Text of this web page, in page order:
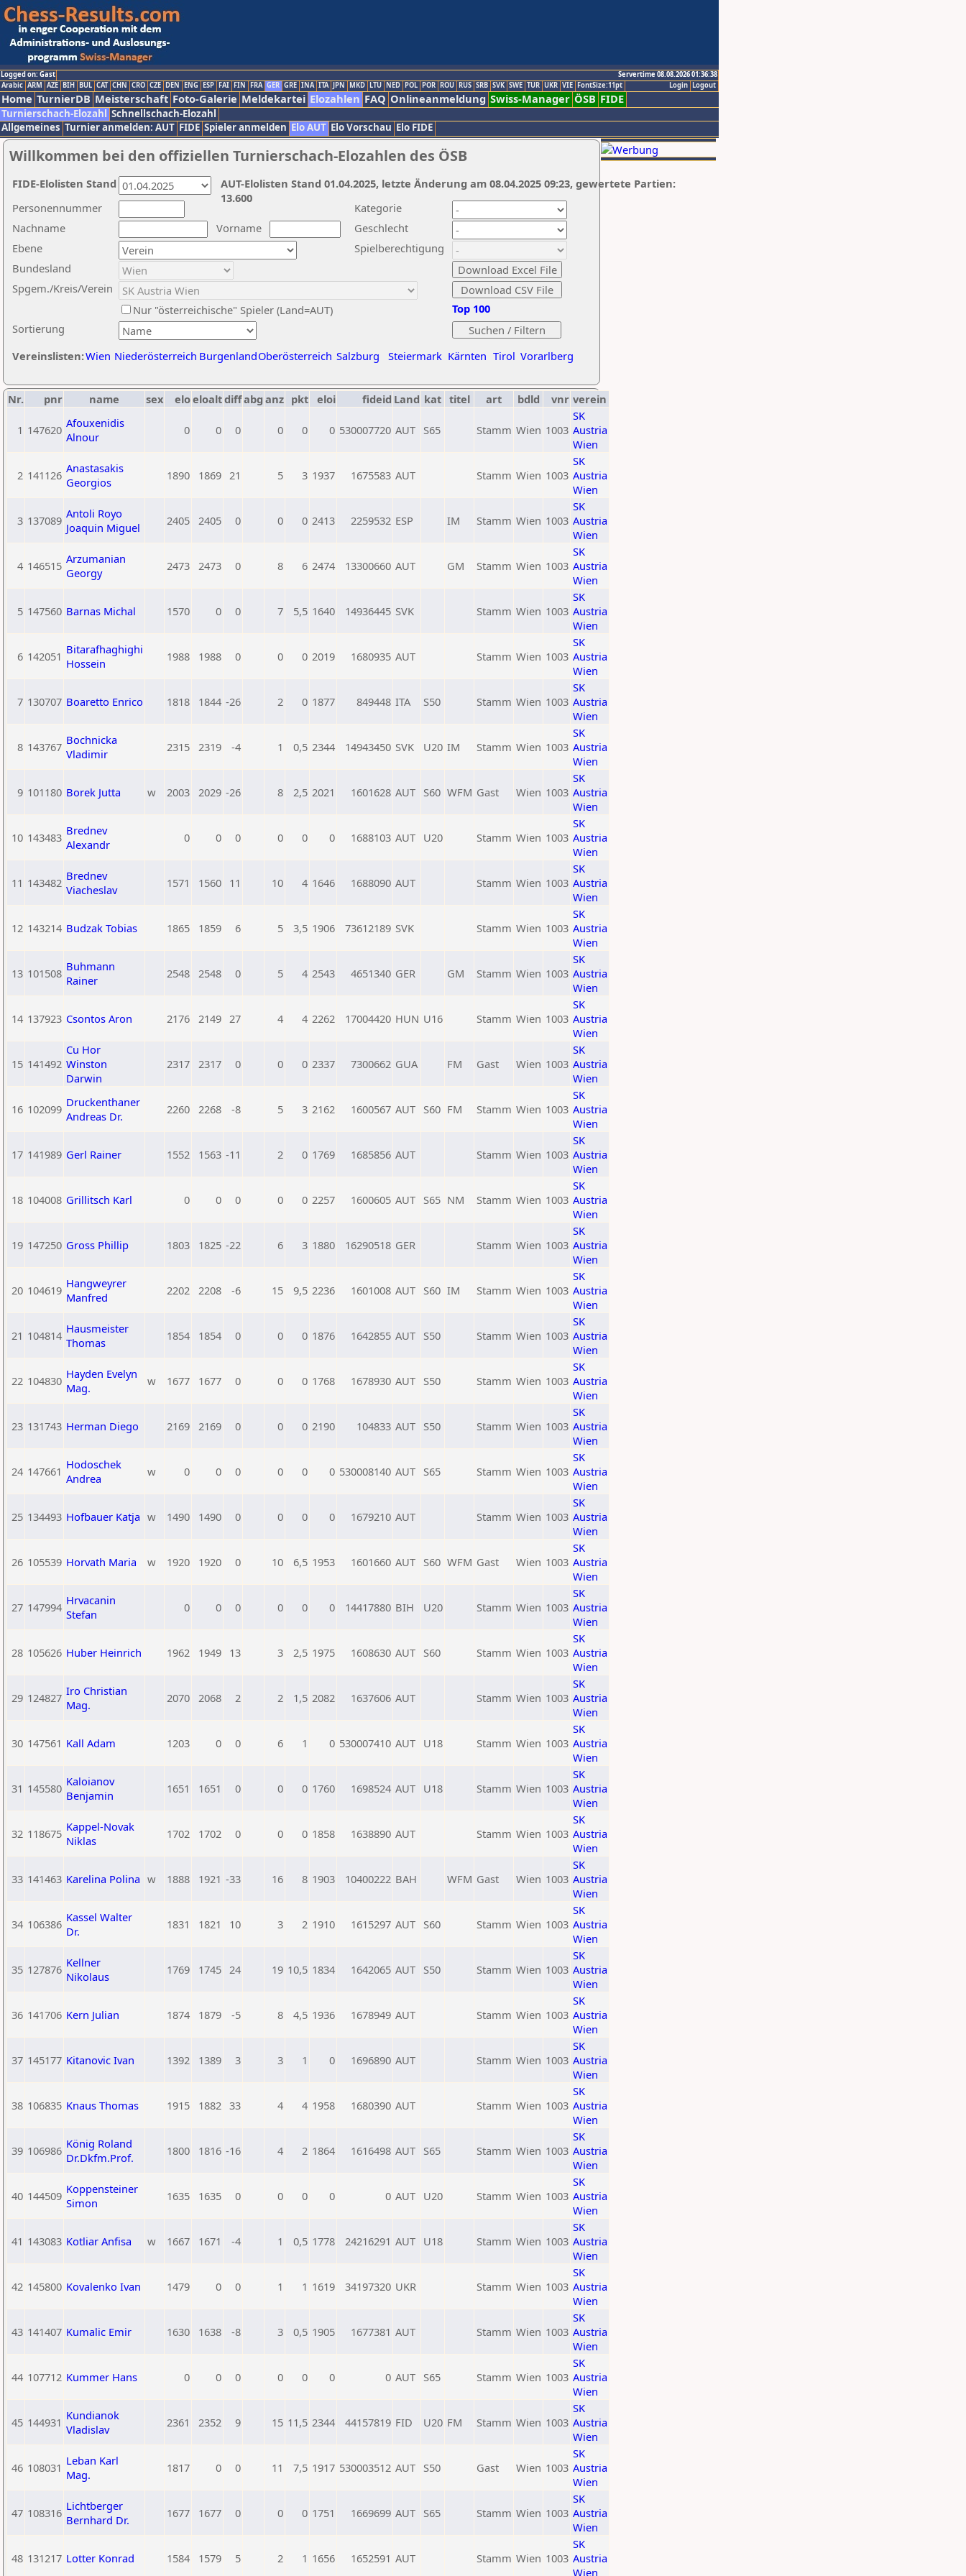
Logged on: Gast
Servertime 08.08.2026 01:36:38
Logout
Login
Arabic ARM AZE BIH BUL CAT CHN CRO CZE DEN ENG ESP FAI FIN FRA GER GRE INA ITA JPN MKD LTU NED POL POR ROU RUS SRB SVK SWE TUR UKR VIE FontSize:11pt
Home TurnierDB Meisterschaft Foto-Galerie Meldekartei Elozahlen FAQ Onlineanmeldung Swiss-Manager ÖSB FIDE
Turnierschach-Elozahl Schnellschach-Elozahl
Allgemeines Turnier anmelden: AUT FIDE Spieler anmelden Elo AUT Elo Vorschau Elo FIDE
Willkommen bei den offiziellen Turnierschach-Elozahlen des ÖSB
Nachname
Vorname
Ebene
Kategorie
Sortierung
Personennummer
Bundesland
Spgem./Kreis/Verein
Geschlecht
Nur "österreichische" Spieler (Land=AUT)
Spielberechtigung
Vereinslisten:Wien Niederösterreich BurgenlandOberösterreich Salzburg Steiermark Kärnten Tirol Vorarlberg
Top 100
AUT-Elolisten Stand 01.04.2025, letzte Änderung am 08.04.2025 09:23, gewertete Partien:
13.600
FIDE-Elolisten Stand
Nr. pnr name sex eloeloaltdiffabg anz pkt eloi fideid Land kat titel art bdld vnr verein
1 147620 Afouxenidis
Alnour
0 0 0 0 0 0 530007720 AUT S65 Stamm Wien 1003
SK
Austria
Wien
2 141126 Anastasakis
Georgios
1890 1869 21 5 3 1937 1675583 AUT Stamm Wien 1003
SK
Austria
Wien
3 137089 Antoli Royo
Joaquin Miguel
2405 2405 0 0 0 2413 2259532 ESP IM Stamm Wien 1003
SK
Austria
Wien
4 146515 Arzumanian
Georgy
2473 2473 0 8 6 2474 13300660 AUT GM Stamm Wien 1003
SK
Austria
Wien
5 147560 Barnas Michal 1570 0 0 7 5,5 1640 14936445 SVK Stamm Wien 1003
SK
Austria
Wien
6 142051 Bitarafhaghighi
Hossein
1988 1988 0 0 0 2019 1680935 AUT Stamm Wien 1003
SK
Austria
Wien
7 130707 Boaretto Enrico 1818 1844 -26 2 0 1877 849448 ITA S50 Stamm Wien 1003
SK
Austria
Wien
8 143767 Bochnicka
Vladimir
2315 2319 -4 1 0,5 2344 14943450 SVK U20 IM Stamm Wien 1003
SK
Austria
Wien
9 101180 Borek Jutta w 2003 2029 -26 8 2,5 2021 1601628 AUT S60 WFM Gast Wien 1003
SK
Austria
Wien
10 143483 Brednev
Alexandr
0 0 0 0 0 0 1688103 AUT U20 Stamm Wien 1003
SK
Austria
Wien
11 143482 Brednev
Viacheslav
1571 1560 11 10 4 1646 1688090 AUT Stamm Wien 1003
SK
Austria
Wien
12 143214 Budzak Tobias 1865 1859 6 5 3,5 1906 73612189 SVK Stamm Wien 1003
SK
Austria
Wien
13 101508 Buhmann
Rainer
2548 2548 0 5 4 2543 4651340 GER GM Stamm Wien 1003
SK
Austria
Wien
14 137923 Csontos Aron 2176 2149 27 4 4 2262 17004420 HUN U16 Stamm Wien 1003
SK
Austria
Wien
15 141492
Cu Hor
Winston
Darwin
2317 2317 0 0 0 2337 7300662 GUA FM Gast Wien 1003
SK
Austria
Wien
16 102099 Druckenthaner
Andreas Dr.
2260 2268 -8 5 3 2162 1600567 AUT S60 FM Stamm Wien 1003
SK
Austria
Wien
17 141989 Gerl Rainer 1552 1563 -11 2 0 1769 1685856 AUT Stamm Wien 1003
SK
Austria
Wien
18 104008 Grillitsch Karl 0 0 0 0 0 2257 1600605 AUT S65 NM Stamm Wien 1003
SK
Austria
Wien
19 147250 Gross Phillip 1803 1825 -22 6 3 1880 16290518 GER Stamm Wien 1003
SK
Austria
Wien
20 104619 Hangweyrer
Manfred
2202 2208 -6 15 9,5 2236 1601008 AUT S60 IM Stamm Wien 1003
SK
Austria
Wien
21 104814 Hausmeister
Thomas
1854 1854 0 0 0 1876 1642855 AUT S50 Stamm Wien 1003
SK
Austria
Wien
22 104830 Hayden Evelyn
Mag.
w 1677 1677 0 0 0 1768 1678930 AUT S50 Stamm Wien 1003
SK
Austria
Wien
23 131743 Herman Diego 2169 2169 0 0 0 2190 104833 AUT S50 Stamm Wien 1003
SK
Austria
Wien
24 147661 Hodoschek
Andrea
w 0 0 0 0 0 0 530008140 AUT S65 Stamm Wien 1003
SK
Austria
Wien
25 134493 Hofbauer Katja w 1490 1490 0 0 0 0 1679210 AUT Stamm Wien 1003
SK
Austria
Wien
26 105539 Horvath Maria w 1920 1920 0 10 6,5 1953 1601660 AUT S60 WFM Gast Wien 1003
SK
Austria
Wien
27 147994 Hrvacanin
Stefan
0 0 0 0 0 0 14417880 BIH U20 Stamm Wien 1003
SK
Austria
Wien
28 105626 Huber Heinrich 1962 1949 13 3 2,5 1975 1608630 AUT S60 Stamm Wien 1003
SK
Austria
Wien
29 124827 Iro Christian
Mag.
2070 2068 2 2 1,5 2082 1637606 AUT Stamm Wien 1003
SK
Austria
Wien
30 147561 Kall Adam 1203 0 0 6 1 0 530007410 AUT U18 Stamm Wien 1003
SK
Austria
Wien
31 145580 Kaloianov
Benjamin
1651 1651 0 0 0 1760 1698524 AUT U18 Stamm Wien 1003
SK
Austria
Wien
32 118675 Kappel-Novak
Niklas
1702 1702 0 0 0 1858 1638890 AUT Stamm Wien 1003
SK
Austria
Wien
33 141463 Karelina Polina w 1888 1921 -33 16 8 1903 10400222 BAH WFM Gast Wien 1003
SK
Austria
Wien
34 106386 Kassel Walter
Dr.
1831 1821 10 3 2 1910 1615297 AUT S60 Stamm Wien 1003
SK
Austria
Wien
35 127876 Kellner
Nikolaus
1769 1745 24 19 10,5 1834 1642065 AUT S50 Stamm Wien 1003
SK
Austria
Wien
36 141706 Kern Julian 1874 1879 -5 8 4,5 1936 1678949 AUT Stamm Wien 1003
SK
Austria
Wien
37 145177 Kitanovic Ivan 1392 1389 3 3 1 0 1696890 AUT Stamm Wien 1003
SK
Austria
Wien
38 106835 Knaus Thomas 1915 1882 33 4 4 1958 1680390 AUT Stamm Wien 1003
SK
Austria
Wien
39 106986 König Roland
Dr.Dkfm.Prof.
1800 1816 -16 4 2 1864 1616498 AUT S65 Stamm Wien 1003
SK
Austria
Wien
40 144509 Koppensteiner
Simon
1635 1635 0 0 0 0 0 AUT U20 Stamm Wien 1003
SK
Austria
Wien
41 143083 Kotliar Anfisa w 1667 1671 -4 1 0,5 1778 24216291 AUT U18 Stamm Wien 1003
SK
Austria
Wien
42 145800 Kovalenko Ivan 1479 0 0 1 1 1619 34197320 UKR Stamm Wien 1003
SK
Austria
Wien
43 141407 Kumalic Emir 1630 1638 -8 3 0,5 1905 1677381 AUT Stamm Wien 1003
SK
Austria
Wien
44 107712 Kummer Hans 0 0 0 0 0 0 0 AUT S65 Stamm Wien 1003
SK
Austria
Wien
45 144931 Kundianok
Vladislav
2361 2352 9 15 11,5 2344 44157819 FID U20 FM Stamm Wien 1003
SK
Austria
Wien
46 108031 Leban Karl
Mag.
1817 0 0 11 7,5 1917 530003512 AUT S50 Gast Wien 1003
SK
Austria
Wien
47 108316 Lichtberger
Bernhard Dr.
1677 1677 0 0 0 1751 1669699 AUT S65 Stamm Wien 1003
SK
Austria
Wien
48 131217 Lotter Konrad 1584 1579 5 2 1 1656 1652591 AUT Stamm Wien 1003
SK
Austria
Wien